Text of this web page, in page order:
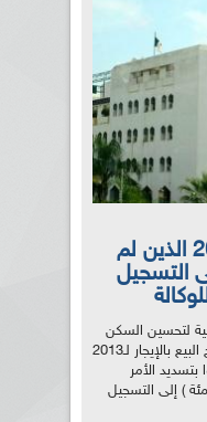
عدل تدعو مكتتبي 2013 الذين لم
التسجيل
لتحسين السكن
وتطويره "عدل"جميع مكتتبي برنامج البيع بالإيجار لـ2013
الأمر
الخاص بالشطر الأول ( 10بالمئة ) إلى التسجيل